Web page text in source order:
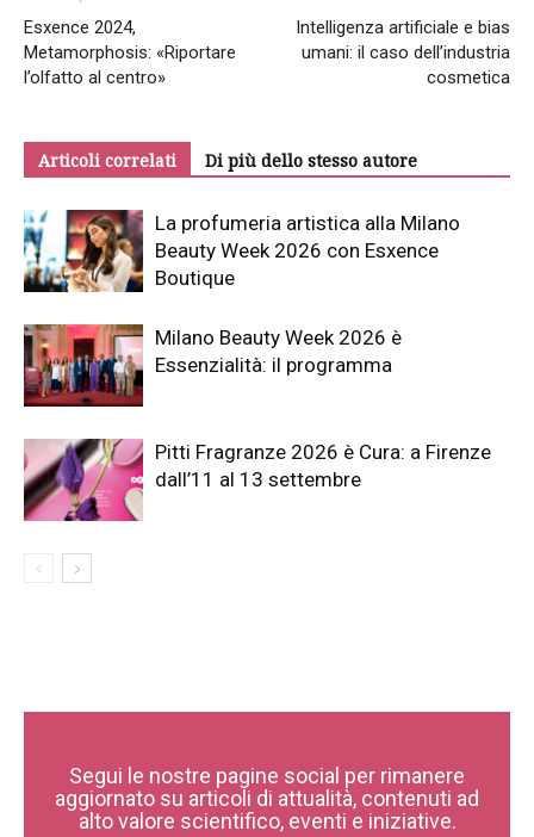
Esxence 2024,
Metamorphosis: «Riportare
l’olfatto al centro»
Intelligenza artificiale e bias
umani: il caso dell’industria
cosmetica
Articoli correlati Di più dello stesso autore
La profumeria artistica alla Milano
Beauty Week 2026 con Esxence
Boutique
Milano Beauty Week 2026 è
Essenzialità: il programma
Pitti Fragranze 2026 è Cura: a Firenze
dall’11 al 13 settembre
Segui le nostre pagine social per rimanere
aggiornato su articoli di attualità, contenuti ad
alto valore scientifico, eventi e iniziative.